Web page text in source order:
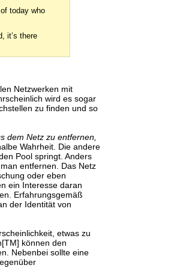
today who
it’s there
Netzwerken mit
wird es sogar
zu finden und so
dem Netz zu entfernen,
Wahrheit. Die andere
Pool springt. Anders
entfernen. Das Netz
oder eben
ein Interesse daran
Erfahrungsgemäß
der Identität von
etwas zu
können den
Nebenbei sollte eine